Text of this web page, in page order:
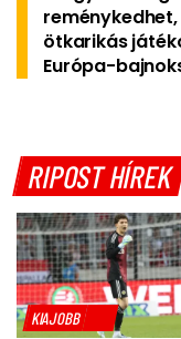
ötkarikás
Európa-
RIPOST HÍREK
KIAJOBB